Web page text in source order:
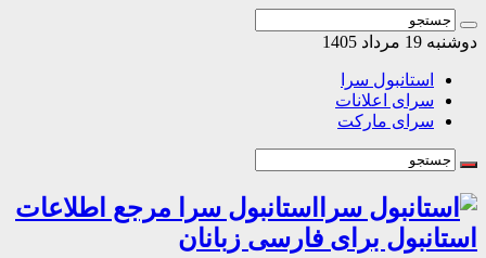
1405
استانبول سرا
سرای اعلانات
سرای مارکت
استانبول سرا مرجع اطلاعات
برای فارسی زبانان